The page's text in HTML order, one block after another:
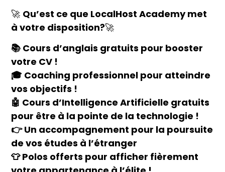
🚀 Qu’est ce que LocalHost Academy met
à votre disposition?🚀
📚 Cours d’anglais gratuits pour booster
votre CV !
🎓 Coaching professionnel pour atteindre
vos objectifs !
🤖 Cours d’Intelligence Artificielle gratuits
pour être à la pointe de la technologie !
👉 Un accompagnement pour la poursuite
de vos études à l’étranger
👕 Polos offerts pour afficher fièrement